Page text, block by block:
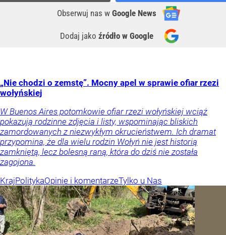
Obserwuj nas w Google News
Dodaj jako źródło w Google
„Nie chodzi o zemstę”. Mocny apel w sprawie ofiar rzezi
wołyńskiej
W Buenos Aires potomkowie ofiar rzezi wołyńskiej wciąż
pokazują rodzinne zdjęcia i listy, wspominając bliskich
zamordowanych z niezwykłym okrucieństwem. Ich dramat
przypomina, że dla wielu rodzin Wołyń nie jest historią
zamkniętą, lecz bolesną raną, która do dziś nie została
zagojona.
KrajPolitykaOpinie i komentarzeTylko u Nas